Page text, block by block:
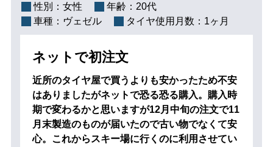
性別： 女性 年齢： 20代
車種： ヴェゼル タイヤ使用月数： 1ヶ月
ネットで初注文
近所のタイヤ屋で買うよりも安かったため不安
はありましたがネットで恐る恐る購入。購入時
期で変わるかと思いますが12月中旬の注文で11
月末製造のものが届いたので古い物でなくて安
心。これからスキー場に行くのに利用させてい